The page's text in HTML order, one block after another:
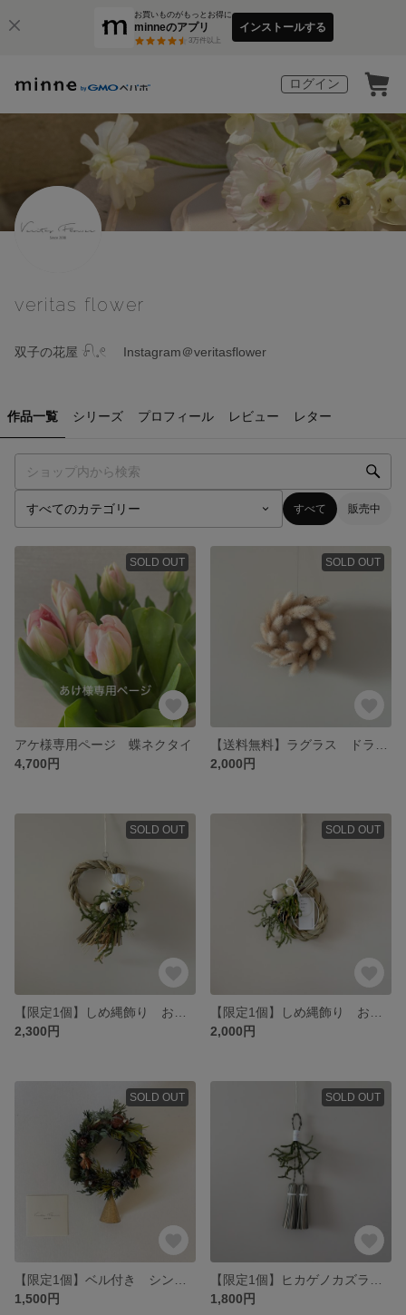
お買いものがもっとお得に
minneのアプリ
3万件以上
インストールする
ログイン
veritas flower
双子の花屋 𓍯𓈒𓏲 Instagram＠veritasflower
作品一覧 シリーズ プロフィール レビュー レター
すべて 販売中
SOLD OUT
アケ様専用ページ 蝶ネクタイ
4,700円
SOLD OUT
2,000円
SOLD OUT
2,300円
SOLD OUT
2,000円
SOLD OUT
1,500円
SOLD OUT
1,800円